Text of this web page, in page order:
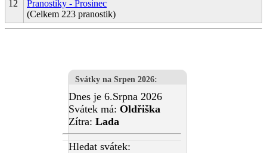
12
Pranostiky - Prosinec
(Celkem 223 pranostik)
Svátky na Srpen 2026:
Dnes je 6.Srpna 2026
Svátek má: Oldřiška
Zítra: Lada
Hledat svátek: